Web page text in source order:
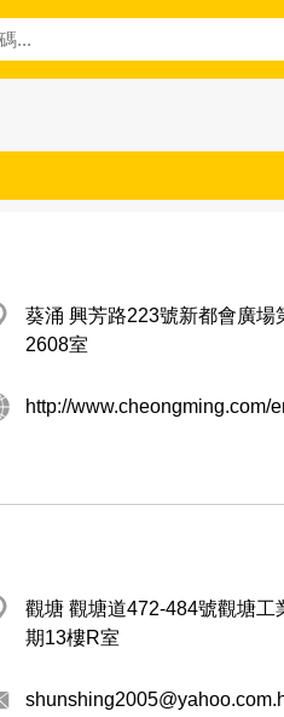
葵涌 興芳路223號新都會廣場
2608室
觀塘 觀塘道472-484號觀塘工
期13樓R室